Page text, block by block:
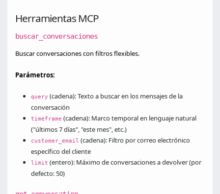
Herramientas MCP
buscar_conversaciones
Buscar conversaciones con filtros flexibles.
Parámetros:
query (cadena): Texto a buscar en los mensajes de la
conversación
timeframe (cadena): Marco temporal en lenguaje natural
("últimos 7 días", "este mes", etc.)
customer_email (cadena): Filtro por correo electrónico
específico del cliente
limit (entero): Máximo de conversaciones a devolver (por
defecto: 50)